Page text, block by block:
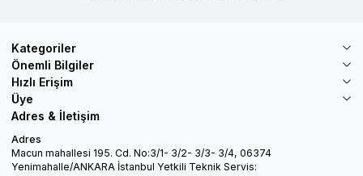
Kategoriler
Önemli Bilgiler
Hızlı Erişim
Üye
Adres & İletişim
Adres
Macun mahallesi 195. Cd. No:3/1- 3/2- 3/3- 3/4, 06374
Yenimahalle/ANKARA İstanbul Yetkili Teknik Servis: